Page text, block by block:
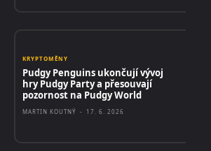
KRYPTOMĚNY
Pudgy Penguins ukončují vývoj
hry Pudgy Party a přesouvají
pozornost na Pudgy World
MARTIN KOUTNÝ - 17. 6. 2026